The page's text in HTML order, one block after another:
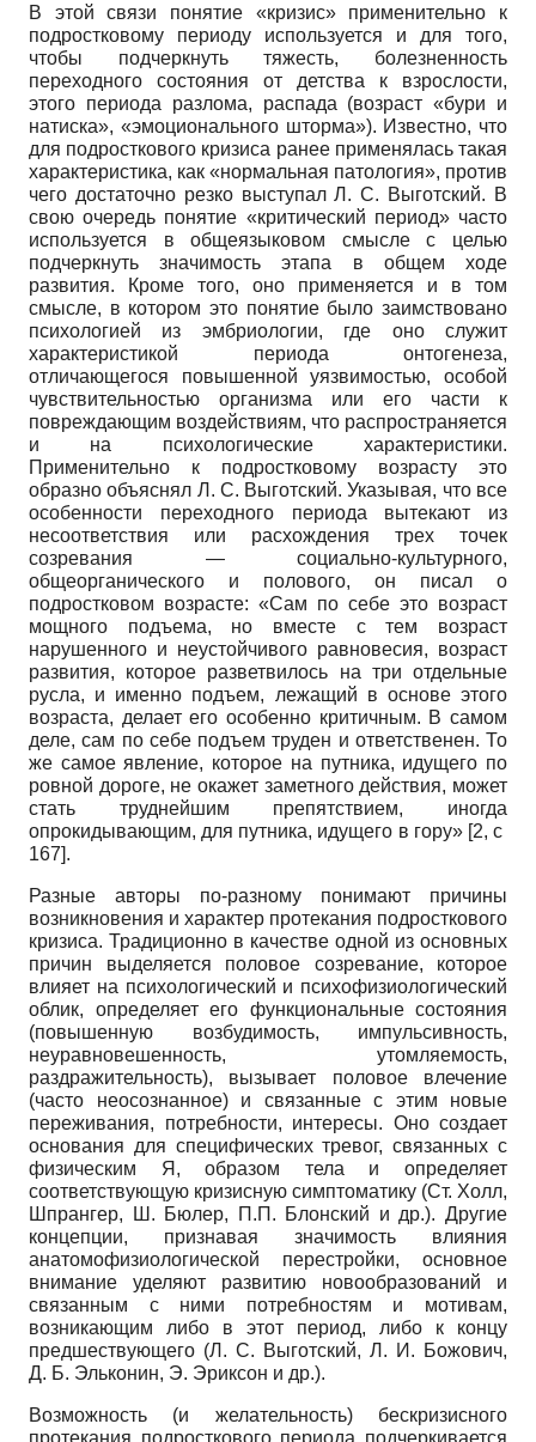
В этой связи понятие «кризис» применительно к
подростковому периоду используется и для того,
чтобы подчеркнуть тяжесть, болезненность
переходного состояния от детства к взрослости,
этого периода разлома, распада (возраст «бури и
натиска», «эмоционального шторма»). Известно, что
для подросткового кризиса ранее применялась такая
характеристика, как «нормальная патология», против
чего достаточно резко выступал Л. С. Выготский. В
свою очередь понятие «критический период» часто
используется в общеязыковом смысле с целью
подчеркнуть значимость этапа в общем ходе
развития. Кроме того, оно применяется и в том
смысле, в котором это понятие было заимствовано
психологией из эмбриологии, где оно служит
характеристикой периода онтогенеза,
отличающегося повышенной уязвимостью, особой
чувствительностью организма или его части к
повреждающим воздействиям, что распространяется
и на психологические характеристики.
Применительно к подростковому возрасту это
образно объяснял Л. С. Выготский. Указывая, что все
особенности переходного периода вытекают из
несоответствия или расхождения трех точек
созревания — социально-культурного,
общеорганического и полового, он писал о
подростковом возрасте: «Сам по себе это возраст
мощного подъема, но вместе с тем возраст
нарушенного и неустойчивого равновесия, возраст
развития, которое разветвилось на три отдельные
русла, и именно подъем, лежащий в основе этого
возраста, делает его особенно критичным. В самом
деле, сам по себе подъем труден и ответственен. То
же самое явление, которое на путника, идущего по
ровной дороге, не окажет заметного действия, может
стать труднейшим препятствием, иногда
опрокидывающим, для путника, идущего в гору» [2, с
167].
Разные авторы по-разному понимают причины
возникновения и характер протекания подросткового
кризиса. Традиционно в качестве одной из основных
причин выделяется половое созревание, которое
влияет на психологический и психофизиологический
облик, определяет его функциональные состояния
(повышенную возбудимость, импульсивность,
неуравновешенность, утомляемость,
раздражительность), вызывает половое влечение
(часто неосознанное) и связанные с этим новые
переживания, потребности, интересы. Оно создает
основания для специфических тревог, связанных с
физическим Я, образом тела и определяет
соответствующую кризисную симптоматику (Ст. Холл,
Шпрангер, Ш. Бюлер, П.П. Блонский и др.). Другие
концепции, признавая значимость влияния
анатомофизиологической перестройки, основное
внимание уделяют развитию новообразований и
связанным с ними потребностям и мотивам,
возникающим либо в этот период, либо к концу
предшествующего (Л. С. Выготский, Л. И. Божович,
Д. Б. Эльконин, Э. Эриксон и др.).
Возможность (и желательность) бескризисного
протекания подросткового периода подчеркивается